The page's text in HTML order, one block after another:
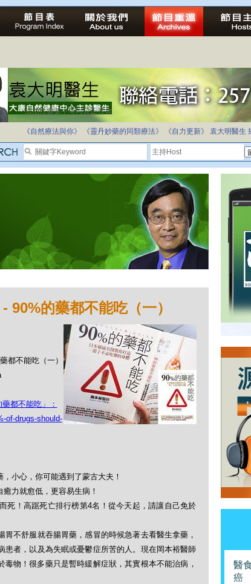
法治社會並不等同公正社會
自家教育合法化-推動多元化教育，全民學卷制
《自然療法與你》
《靈丹妙藥的同類療法》 《自力更新》 袁大明醫生
90%的藥都不能吃（一）
都不能吃（一）
都不能吃」：
of-drugs-should-
小心，你可能遇到了蒙古大夫！
力就愈低，更容易生病！
死！高踞死亡排行榜第4名！從今天起，請讓自己免於
不舒服就吞腸胃藥，感冒的時候急著去看醫生拿藥，
者，以及為失眠或憂鬱症所苦的人。現在岡本裕醫師
物！很多藥只是暫時緩解症狀，其實根本不能治病，
醫
癌